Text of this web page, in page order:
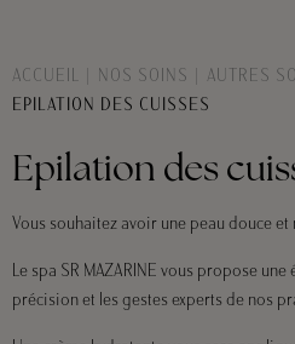
ACCUEIL NOS SOINS AUTRES
EPILATION DES CUISSES
Epilation des
Vous souhaitez avoir une peau douce et
Le spa SR MAZARINE vous propose
précision et les gestes experts de nos